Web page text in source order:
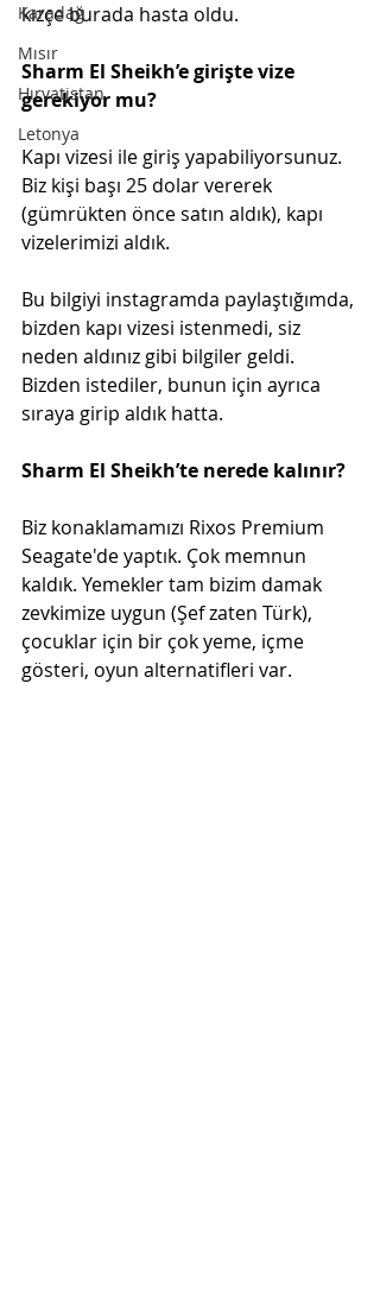
Karadağ
Mısır
Hırvatistan
Letonya
kızçe burada hasta oldu.
Sharm El Sheikh’e girişte vize
gerekiyor mu?
Kapı vizesi ile giriş yapabiliyorsunuz.
Biz kişi başı 25 dolar vererek
(gümrükten önce satın aldık), kapı
vizelerimizi aldık.
Bu bilgiyi instagramda paylaştığımda,
bizden kapı vizesi istenmedi, siz
neden aldınız gibi bilgiler geldi.
Bizden istediler, bunun için ayrıca
sıraya girip aldık hatta.
Sharm El Sheikh’te nerede kalınır?
Biz konaklamamızı Rixos Premium
Seagate'de yaptık. Çok memnun
kaldık. Yemekler tam bizim damak
zevkimize uygun (Şef zaten Türk),
çocuklar için bir çok yeme, içme
gösteri, oyun alternatifleri var.